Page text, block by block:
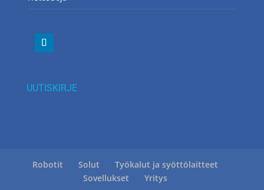
UUTISKIRJE
Robotit Solut
Työkalut ja syöttölaitteet
Sovellukset
Yritys